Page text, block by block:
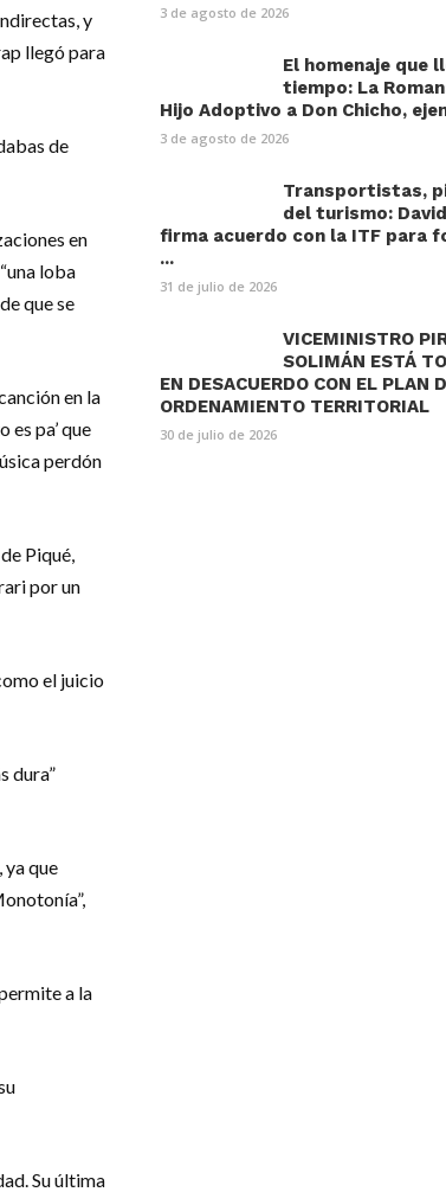
y
llegó para
de
en
loba
que se
en la
pa’ que
perdón
Piqué,
por un
el juicio
dura”
ya que
a la
Su última
3 de agosto de 2026
El homenaje que
tiempo: La
Hijo Adoptivo a Don Chicho,
3 de agosto de 2026
Transportistas,
del turismo:
firma acuerdo con la ITF para
...
31 de julio de 2026
VICEMINISTRO
SOLIMÁN ESTÁ
EN DESACUERDO CON EL PLAN
ORDENAMIENTO TERRITORIAL
30 de julio de 2026